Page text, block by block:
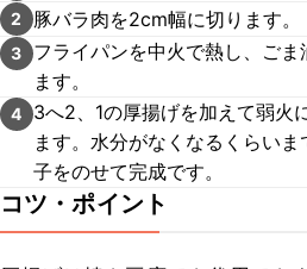
2 豚バラ肉を2cm幅に切ります。
3
フライパンを中火で熱し、ご
ます。
4
3へ2、1の厚揚げを加えて弱火
ます。水分がなくなるくらい
子をのせて完成です。
コツ・ポイント